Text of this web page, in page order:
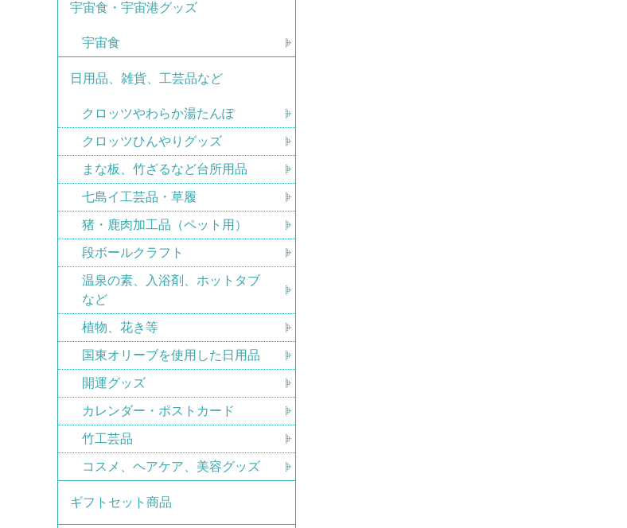
宇宙食・宇宙港グッズ
宇宙食
日用品、雑貨、工芸品など
クロッツやわらか湯たんぽ
クロッツひんやりグッズ
まな板、竹ざるなど台所用品
七島イ工芸品・草履
猪・鹿肉加工品（ペット用）
段ボールクラフト
温泉の素、入浴剤、ホットタブ
など
植物、花き等
国東オリーブを使用した日用品
開運グッズ
カレンダー・ポストカード
竹工芸品
コスメ、ヘアケア、美容グッズ
ギフトセット商品